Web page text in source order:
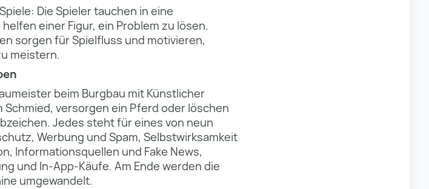
Die Spieler tauchen in eine
einer Figur, ein Problem zu lösen.
sorgen für Spielfluss und motivieren,
meistern.
beim Burgbau mit Künstlicher
versorgen ein Pferd oder löschen
Jedes steht für eines von neun
Werbung und Spam, Selbstwirksamkeit
Informationsquellen und Fake News,
und In-App-Käufe. Am Ende werden die
umgewandelt.